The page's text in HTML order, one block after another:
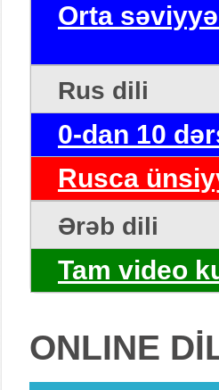
Orta
Rus dili
0-dan 10
Rusca
Ərəb dili
Tam video
ONLINE